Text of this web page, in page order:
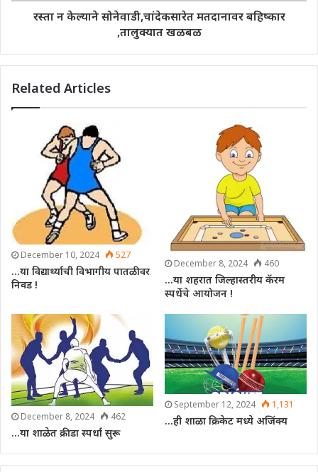
रस्ता न केल्याने सोनेवाडी,चांदेकसारेत मतदानावर बहिष्कार
,तालुक्यात खळबळ
Related Articles
December 10, 2024 527
…या विद्यार्थ्याची विभागीय पातळीवर
निवड !
December 8, 2024 460
…या शहरात जिल्हास्तरीय कॅरम
स्पर्धेचे आयोजन !
December 8, 2024 462
…या शाळेत क्रीडा स्पर्धा सुरू
September 12, 2024 1,131
…ही शाळा क्रिकेट मध्ये अजिंक्य